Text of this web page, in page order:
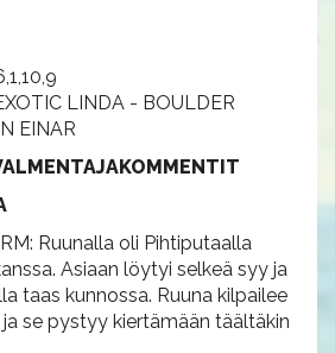
LINDA - BOULDER
EINAR
Ruunalla oli Pihtiputaalla
Asiaan löytyi selkeä syy ja
taas kunnossa. Ruuna kilpailee
se pystyy kiertämään täältäkin